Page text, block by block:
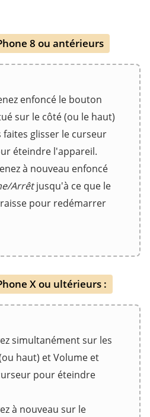
8 ou antérieurs
enfoncé le bouton
sur le côté (ou le haut)
faites glisser le curseur
éteindre l'appareil.
à nouveau enfoncé
Arrêtjusqu'à ce que le
pour redémarrer
X ou ultérieurs :
simultanément sur les
haut) et Volume et
pour éteindre
à nouveau sur le